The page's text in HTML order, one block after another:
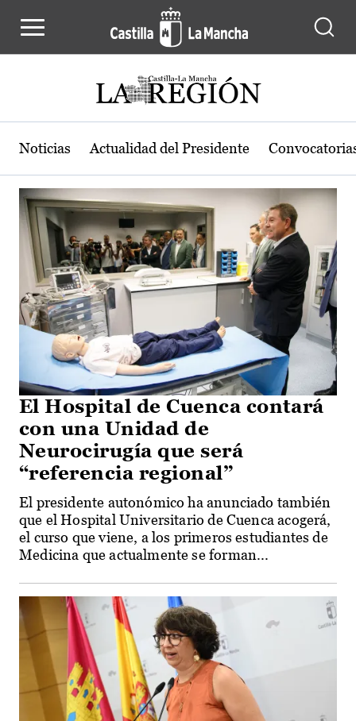
Actualidad de la región de Castilla-
Noticias Actualidad del Presidente
El Hospital de Cuenca contará
con una Unidad de
Neurocirugía que será
“referencia regional”
El presidente autonómico ha anunciado también
que el Hospital Universitario de Cuenca acogerá,
el curso que viene, a los primeros estudiantes de
Medicina que actualmente se forman...